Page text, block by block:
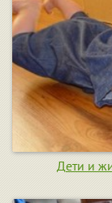
Дети и